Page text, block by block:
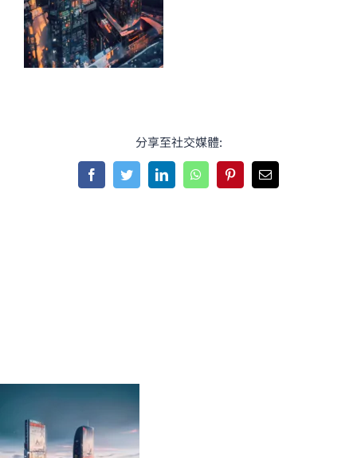
分享至社交媒體:
FacebookTwitterLinkedInWhatsAppPinterestEmail